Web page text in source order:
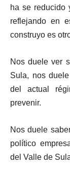
ha se reducido
reflejando en
construyo es
Nos duele ver
Sula, nos
del actual
prevenir.
Nos duele
político
del Valle de